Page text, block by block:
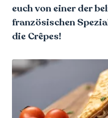
euch von einer der
französischen
die Crêpes!